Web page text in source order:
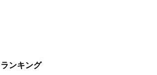
ランキング